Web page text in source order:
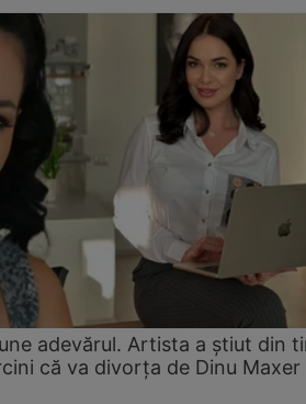
adevărul. Artista a știut din
că va divorța de Dinu Maxer